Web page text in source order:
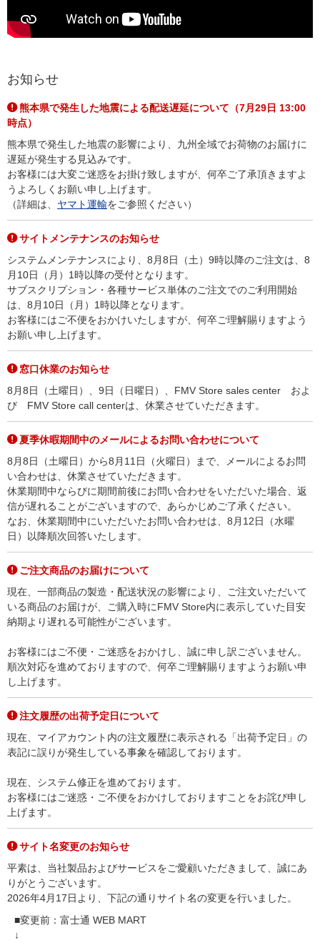
お知らせ
熊本県で発生した地震による配送遅延について（7月29日 13:00
時点）
熊本県で発生した地震の影響により、九州全域でお荷物のお届けに
遅延が発生する見込みです。
お客様には大変ご迷惑をお掛け致しますが、何卒ご了承頂きますよ
うよろしくお願い申し上げます。
（詳細は、 ヤマト運輸をご参照ください）
サイトメンテナンスのお知らせ
システムメンテナンスにより、8月8日（土）9時以降のご注文は、8
月10日（月）1時以降の受付となります。
サブスクリプション・各種サービス単体のご注文でのご利用開始
は、8月10日（月）1時以降となります。
お客様にはご不便をおかけいたしますが、何卒ご理解賜りますよう
お願い申し上げます。
窓口休業のお知らせ
8月8日（土曜日）、9日（日曜日）、FMV Store sales center およ
び FMV Store call centerは、休業させていただきます。
夏季休暇期間中のメールによるお問い合わせについて
8月8日（土曜日）から8月11日（火曜日）まで、メールによるお問
い合わせは、休業させていただきます。
休業期間中ならびに期間前後にお問い合わせをいただいた場合、返
信が遅れることがございますので、あらかじめご了承ください。
なお、休業期間中にいただいたお問い合わせは、8月12日（水曜
日）以降順次回答いたします。
ご注文商品のお届けについて
現在、一部商品の製造・配送状況の影響により、ご注文いただいて
いる商品のお届けが、ご購入時にFMV Store内に表示していた目安
納期より遅れる可能性がございます。
お客様にはご不便・ご迷惑をおかけし、誠に申し訳ございません。
順次対応を進めておりますので、何卒ご理解賜りますようお願い申
し上げます。
注文履歴の出荷予定日について
現在、マイアカウント内の注文履歴に表示される「出荷予定日」の
表記に誤りが発生している事象を確認しております。
現在、システム修正を進めております。
お客様にはご迷惑・ご不便をおかけしておりますことをお詫び申し
上げます。
サイト名変更のお知らせ
平素は、当社製品およびサービスをご愛顧いただきまして、誠にあ
りがとうございます。
2026年4月17日より、下記の通りサイト名の変更を行いました。
■変更前：富士通 WEB MART
↓